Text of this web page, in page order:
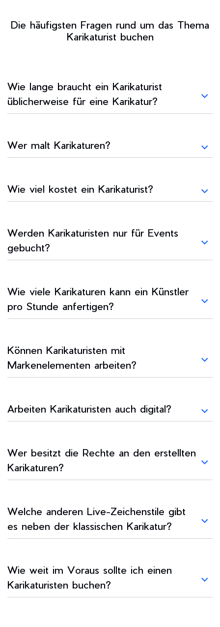
Die häufigsten Fragen rund um das Thema
Karikaturist buchen
Wie lange braucht ein Karikaturist
üblicherweise für eine Karikatur?
Wer malt Karikaturen?
Wie viel kostet ein Karikaturist?
Werden Karikaturisten nur für Events
gebucht?
Wie viele Karikaturen kann ein Künstler
pro Stunde anfertigen?
Können Karikaturisten mit
Markenelementen arbeiten?
Arbeiten Karikaturisten auch digital?
Wer besitzt die Rechte an den erstellten
Karikaturen?
Welche anderen Live-Zeichenstile gibt
es neben der klassischen Karikatur?
Wie weit im Voraus sollte ich einen
Karikaturisten buchen?